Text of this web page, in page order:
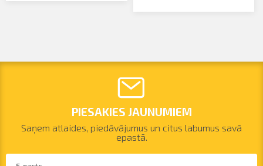
PIESAKIES JAUNUMIEM
Saņem atlaides, piedāvājumus un citus labumus savā
epastā.